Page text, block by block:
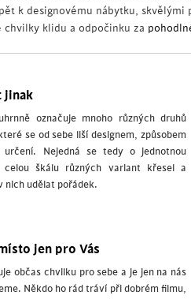
k designovému nábytku,
chvilky klidu a odpočinku za
jinak
označuje mnoho různých druhů
se od sebe liší designem, způsobem
Nejedná se tedy o jednotnou
škálu různých variant křesel a
nich udělat pořádek.
jen pro Vás
občas chvilku pro sebe a je jen na nás
Někdo ho rád tráví při dobrém filmu,